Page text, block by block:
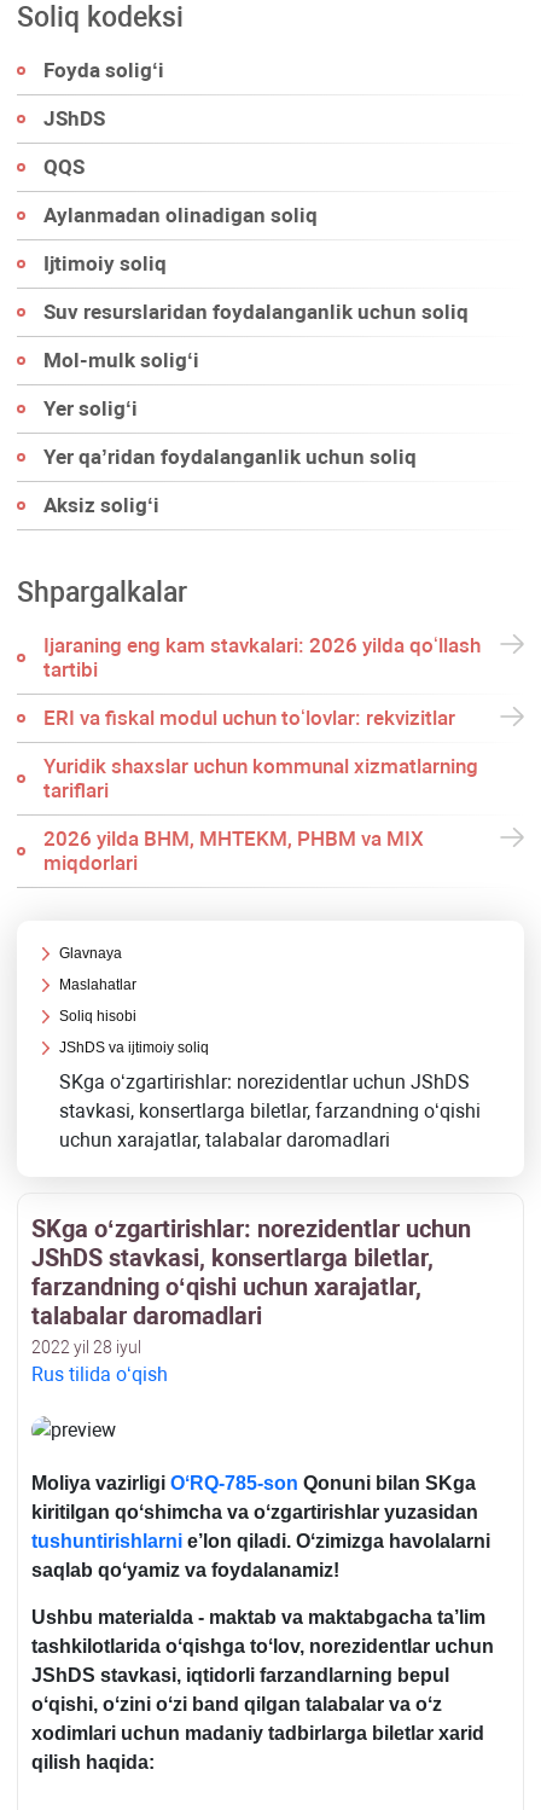
Soliq kodeksi
Foyda soligʻi
JShDS
QQS
Aylanmadan olinadigan soliq
Ijtimoiy soliq
Suv resurslaridan foydalanganlik uchun soliq
Mol-mulk soligʻi
Yer soligʻi
Yer qa’ridan foydalanganlik uchun soliq
Aksiz soligʻi
Shpargalkalar
Ijaraning eng kam stavkalari: 2026 yilda qoʻllash
tartibi
ERI va fiskal modul uchun toʻlovlar: rekvizitlar
Yuridik shaхslar uchun kommunal хizmatlarning
tariflari
2026 yilda BHM, MHTEKM, PHBM va MIX
miqdorlari
Glavnaya
Maslahatlar
Soliq hisobi
JShDS va ijtimoiy soliq
SKga oʻzgartirishlar: norezidentlar uchun JShDS
stavkasi, konsertlarga biletlar, farzandning oʻqishi
uchun хarajatlar, talabalar daromadlari
SKga oʻzgartirishlar: norezidentlar uchun
JShDS stavkasi, konsertlarga biletlar,
farzandning oʻqishi uchun хarajatlar,
talabalar daromadlari
2022 yil 28 iyul
Rus tilida oʻqish
Moliya vazirligi OʻRQ-785-son Qonuni bilan S Kga
kiritilgan qoʻshimcha va oʻzgartirishlar yuzasidan
tushuntirishlarni e’lon qiladi. Oʻzimizga havolalarni
saqlab qoʻyamiz va foydalanamiz!
Ushbu materialda - maktab va maktabgacha ta’lim
tashkilotlarida oʻqishga toʻlov, norezidentlar uchun
JShDS stavkasi, iqtidorli farzandlarning bepul
oʻqishi, oʻzini oʻzi band qilgan talabalar va oʻz
хodimlari uchun madaniy tadbirlarga biletlar хarid
qilish haqida: